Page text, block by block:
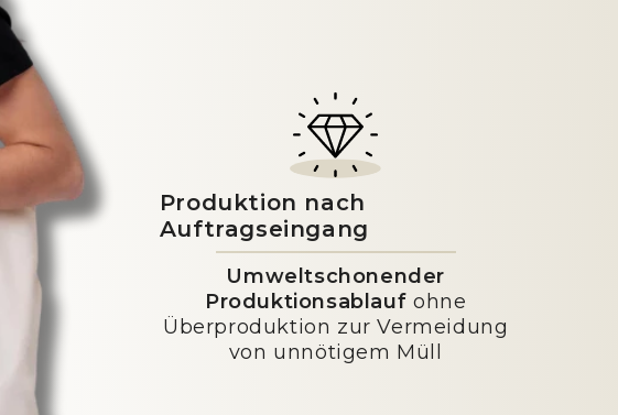
Produktion nach
Auftragseingang
Umweltschonender
Produktionsablauf ohne
Überproduktion zur Vermeidung
von unnötigem Müll